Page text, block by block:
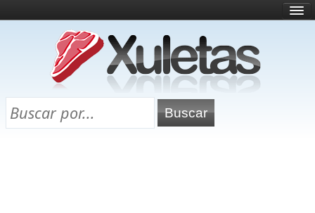
¿Qué es esto?
Directorio
Chuletas para exámenes